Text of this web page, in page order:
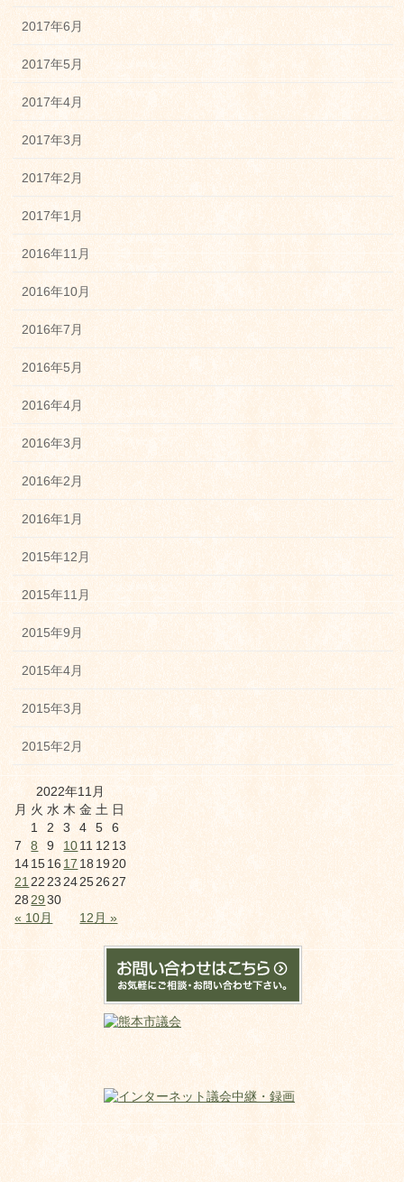
2017年6月
2017年5月
2017年4月
2017年3月
2017年2月
2017年1月
2016年11月
2016年10月
2016年7月
2016年5月
2016年4月
2016年3月
2016年2月
2016年1月
2015年12月
2015年11月
2015年9月
2015年4月
2015年3月
2015年2月
2022年11月
月 火 水 木 金 土 日
« 10月 12月 »
1 2 3 4 5
6
7
8 9 1011 12 13
141516 17 181920
21 22 23 242526 27
282930